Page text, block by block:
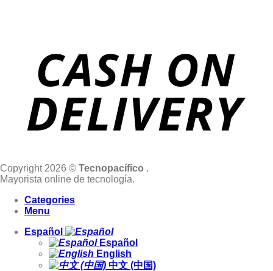
Copyright 2026 © Tecnopacífico .
Mayorista online de tecnología.
Categories
Menu
Español
Español
English
中文 (中国)